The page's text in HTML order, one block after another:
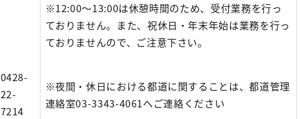
※12:00～13:00は休憩時間のため、受付業務を行っ
ておりません。また、祝休日・年末年始は業務を行っ
ておりませんので、ご注意下さい。
※夜間・休日における都道に関することは、都道管理
連絡室03-3343-4061へご連絡ください
0428-
22-
7214